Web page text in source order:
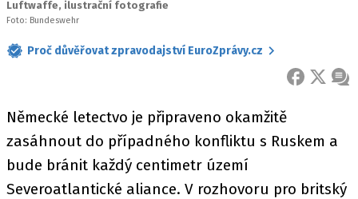
Luftwaffe, ilustrační fotografie
Foto: Bundeswehr
Proč důvěřovat zpravodajství EuroZprávy.cz
FACEBOOK
X
Německé letectvo je připraveno okamžitě
zasáhnout do případného konfliktu s Ruskem a
bude bránit každý centimetr území
Severoatlantické aliance. V rozhovoru pro britský